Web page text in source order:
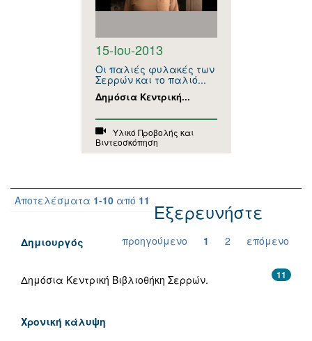
15-Ιου-2013
Οι παλιές φυλακές των
Σερρών και το παλιό...
Δημόσια Κεντρική...
Υλικό Προβολής και
Βιντεοσκόπηση
Αποτελέσματα 1-10 από 11
προηγούμενο 1 2 επόμενο
Εξερευνήστε
Δημιουργός
11
Δημόσια Κεντρική Βιβλιοθήκη Σερρών.
Χρονική κάλυψη